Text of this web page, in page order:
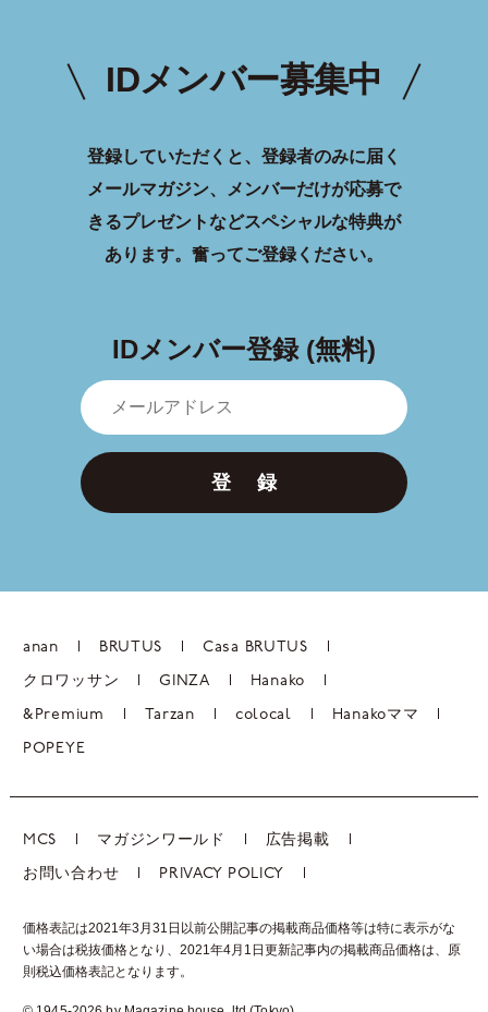
IDメンバー募集中
登録していただくと、登録者のみに届く
メールマガジン、メンバーだけが応募で
きるプレゼントなどスペシャルな特典が
あります。 奮ってご登録ください。
IDメンバー登録 (無料)
登 録
anan BRUTUS Casa BRUTUS
クロワッサン GINZA Hanako
&Premium Tarzan colocal Hanakoママ
POPEYE
MCS マガジンワールド 広告掲載
お問い合わせ PRIVACY POLICY
価格表記は2021年3月31日以前公開記事の掲載商品価格等は特に表示がな
い場合は税抜価格となり、2021年4月1日更新記事内の掲載商品価格は、 原
則税込価格表記となります。